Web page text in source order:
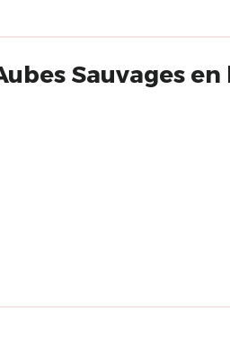
Sauvages en